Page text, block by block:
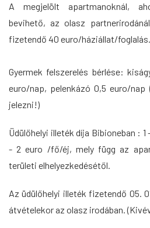
A megjelölt apartmanoknál,
bevihető, az olasz
fizetendő 40 euro/háziállat/foglalás.
Gyermek felszerelés bérlése:
euro/nap, pelenkázó 0,5 euro/nap
jelezni!)
Üdülőhelyi illeték díja Bibioneban :
- 2 euro /fő/éj, mely függ az
területi elhelyezkedésétől.
Az üdülőhelyi illeték fizetendő 05.
átvételekor az olasz irodában.